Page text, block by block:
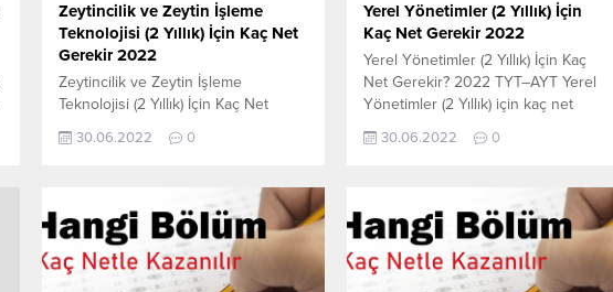
Zeytincilik ve Zeytin İşleme
Teknolojisi (2 Yıllık) İçin Kaç Net
Gerekir 2022
Zeytincilik ve Zeytin İşleme
Teknolojisi (2 Yıllık) İçin Kaç Net
ve Zeytin İşleme Teknolojisi (2 Yıllık)
öğrenebilirsiniz. Bu veriler 2021
TYT-AYT sınavında en son yerleşen
öğrencilerin yapmış olduğu netlerdir.
YÖKATLAS YKS-TYT Net Sihirbazı,
30.06.2022 0
Yerel Yönetimler (2 Yıllık) İçin
Kaç Net Gerekir 2022
Yerel Yönetimler (2 Yıllık) İçin Kaç
Net Gerekir? 2022 TYT–AYT Yerel
Yönetimler (2 Yıllık) için kaç net
aşağıdan öğrenebilirsiniz. Bu veriler
yerleşen öğrencilerin yapmış olduğu
netlerdir. YÖKATLAS YKS-TYT Net
Sihirbazı, YKS-TYT Net Sihirbazı.
Sayfamızdaki verilerin tamamı
YÖK tarafından yayınlanmış olan en
30.06.2022 0